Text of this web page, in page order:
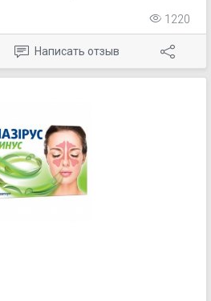
и
эффективен при
вызванных аэробными
При применении
1220
Написать отзыв